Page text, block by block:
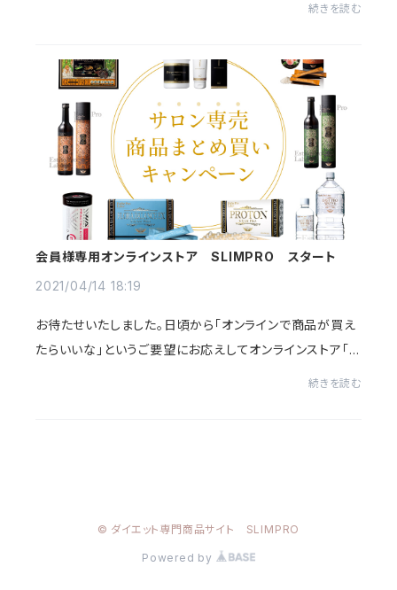
続きを読む
会員様専用オンラインストア SLIMPRO スタート
2021/04/14 18:19
お待たせいたしました。日頃から「オンラインで商品が買え
たらいいな」というご要望にお応えしてオンラインストア「Ｓ
続きを読む
© ダイエット専門商品サイト SLIMPRO
Powered by